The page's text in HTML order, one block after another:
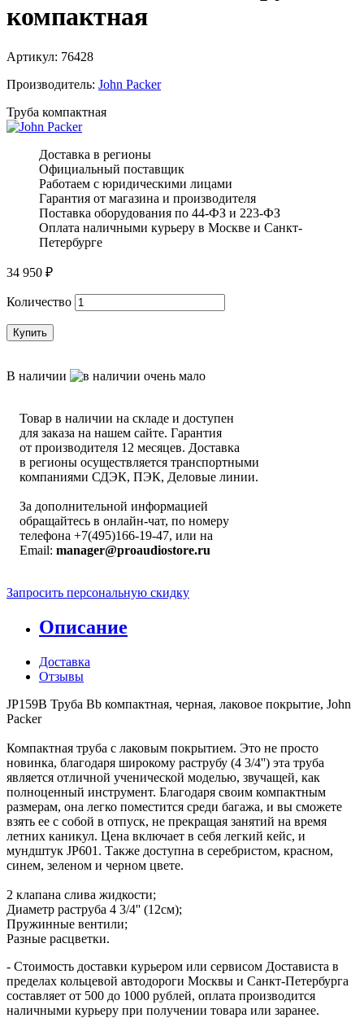
компактная
Артикул: 76428
Производитель: John Packer
Труба компактная
Доставка в регионы
Официальный поставщик
Работаем с юридическими лицами
Гарантия от магазина и производителя
Поставка оборудования по 44-ФЗ и 223-ФЗ
Оплата наличными курьеру в Москве и Санкт-
Петербурге
34 950 ₽
Количество
Купить
В наличии
Товар в наличии на складе и доступен
для заказа на нашем сайте. Гарантия
от производителя 12 месяцев. Доставка
в регионы осуществляется транспортными
компаниями СДЭК, ПЭК, Деловые линии.
За дополнительной информацией
обращайтесь в онлайн-чат, по номеру
телефона +7(495)166-19-47, или на
Email: manager@proaudiostore.ru
Запросить персональную скидку
Описание
Доставка
Отзывы
JP159B Труба Bb компактная, черная, лаковое покрытие, John
Packer
Компактная труба с лаковым покрытием. Это не просто
новинка, благодаря широкому раструбу (4 3/4'') эта труба
является отличной ученической моделью, звучащей, как
полноценный инструмент. Благодаря своим компактным
размерам, она легко поместится среди багажа, и вы сможете
взять ее с собой в отпуск, не прекращая занятий на время
летних каникул. Цена включает в себя легкий кейс, и
мундштук JP601. Также доступна в серебристом, красном,
синем, зеленом и черном цвете.
2 клапана слива жидкости;
Диаметр раструба 4 3/4'' (12см);
Пружинные вентили;
Разные расцветки.
- Стоимость доставки курьером или сервисом Достависта в
пределах кольцевой автодороги Москвы и Санкт-Петербурга
составляет от 500 до 1000 рублей, оплата производится
наличными курьеру при получении товара или заранее.